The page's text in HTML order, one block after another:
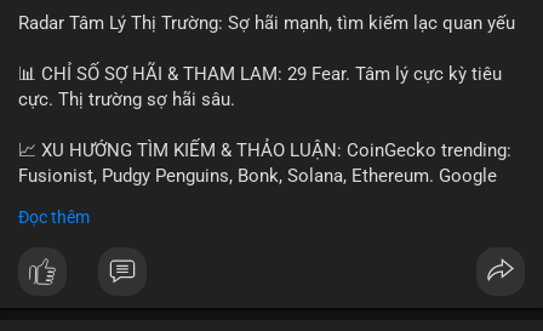
Radar Tâm Lý Thị Trường: Sợ hãi mạnh, tìm kiếm lạc quan yếu
📊 CHỈ SỐ SỢ HÃI & THAM LAM: 29 Fear. Tâm lý cực kỳ tiêu
cực. Thị trường sợ hãi sâu.
📈 XU HƯỚNG TÌM KIẾM & THẢO LUẬN: CoinGecko trending:
Fusionist, Pudgy Penguins, Bonk, Solana, Ethereum. Google
tiêu, vũ khí hạt nhân, đội tuyển Brasil, cúp U20 Châu Á.
UFC 310, Premier League, Champions League, NCAA Football,
Dogecoin, LeBron James, Andreessen Horowitz, NFL,
Đọc thêm